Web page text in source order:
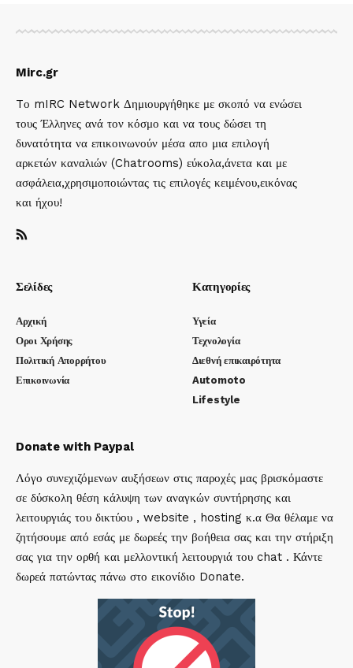
Mirc.gr
Tο mIRC Network Δημιουργήθηκε με σκοπό να ενώσει
τους Έλληνες ανά τον κόσμο και να τους δώσει τη
δυνατότητα να επικοινωνούν μέσα απο μια επιλογή
αρκετών καναλιών (Chatrooms) εύκολα,άνετα και με
ασφάλεια,χρησιμοποιώντας τις επιλογές κειμένου,εικόνας
και ήχου!
Σελίδες
Αρχική
Οροι Χρήσης
Πολιτική Απορρήτου
Επικοινωνία
Κατηγορίες
Υγεία
Τεχνολογία
Διεθνή επικαιρότητα
Automoto
Lifestyle
Donate with Paypal
Λόγο συνεχιζόμενων αυξήσεων στις παροχές μας βρισκόμαστε
σε δύσκολη θέση κάλυψη των αναγκών συντήρησης και
λειτουργιάς του δικτύου , website , hosting κ.α Θα θέλαμε να
ζητήσουμε από εσάς με δωρεές την βοήθεια σας και την στήριξη
σας για την ορθή και μελλοντική λειτουργιά του chat . Κάντε
δωρεά πατώντας πάνω στο εικονίδιο Donate.